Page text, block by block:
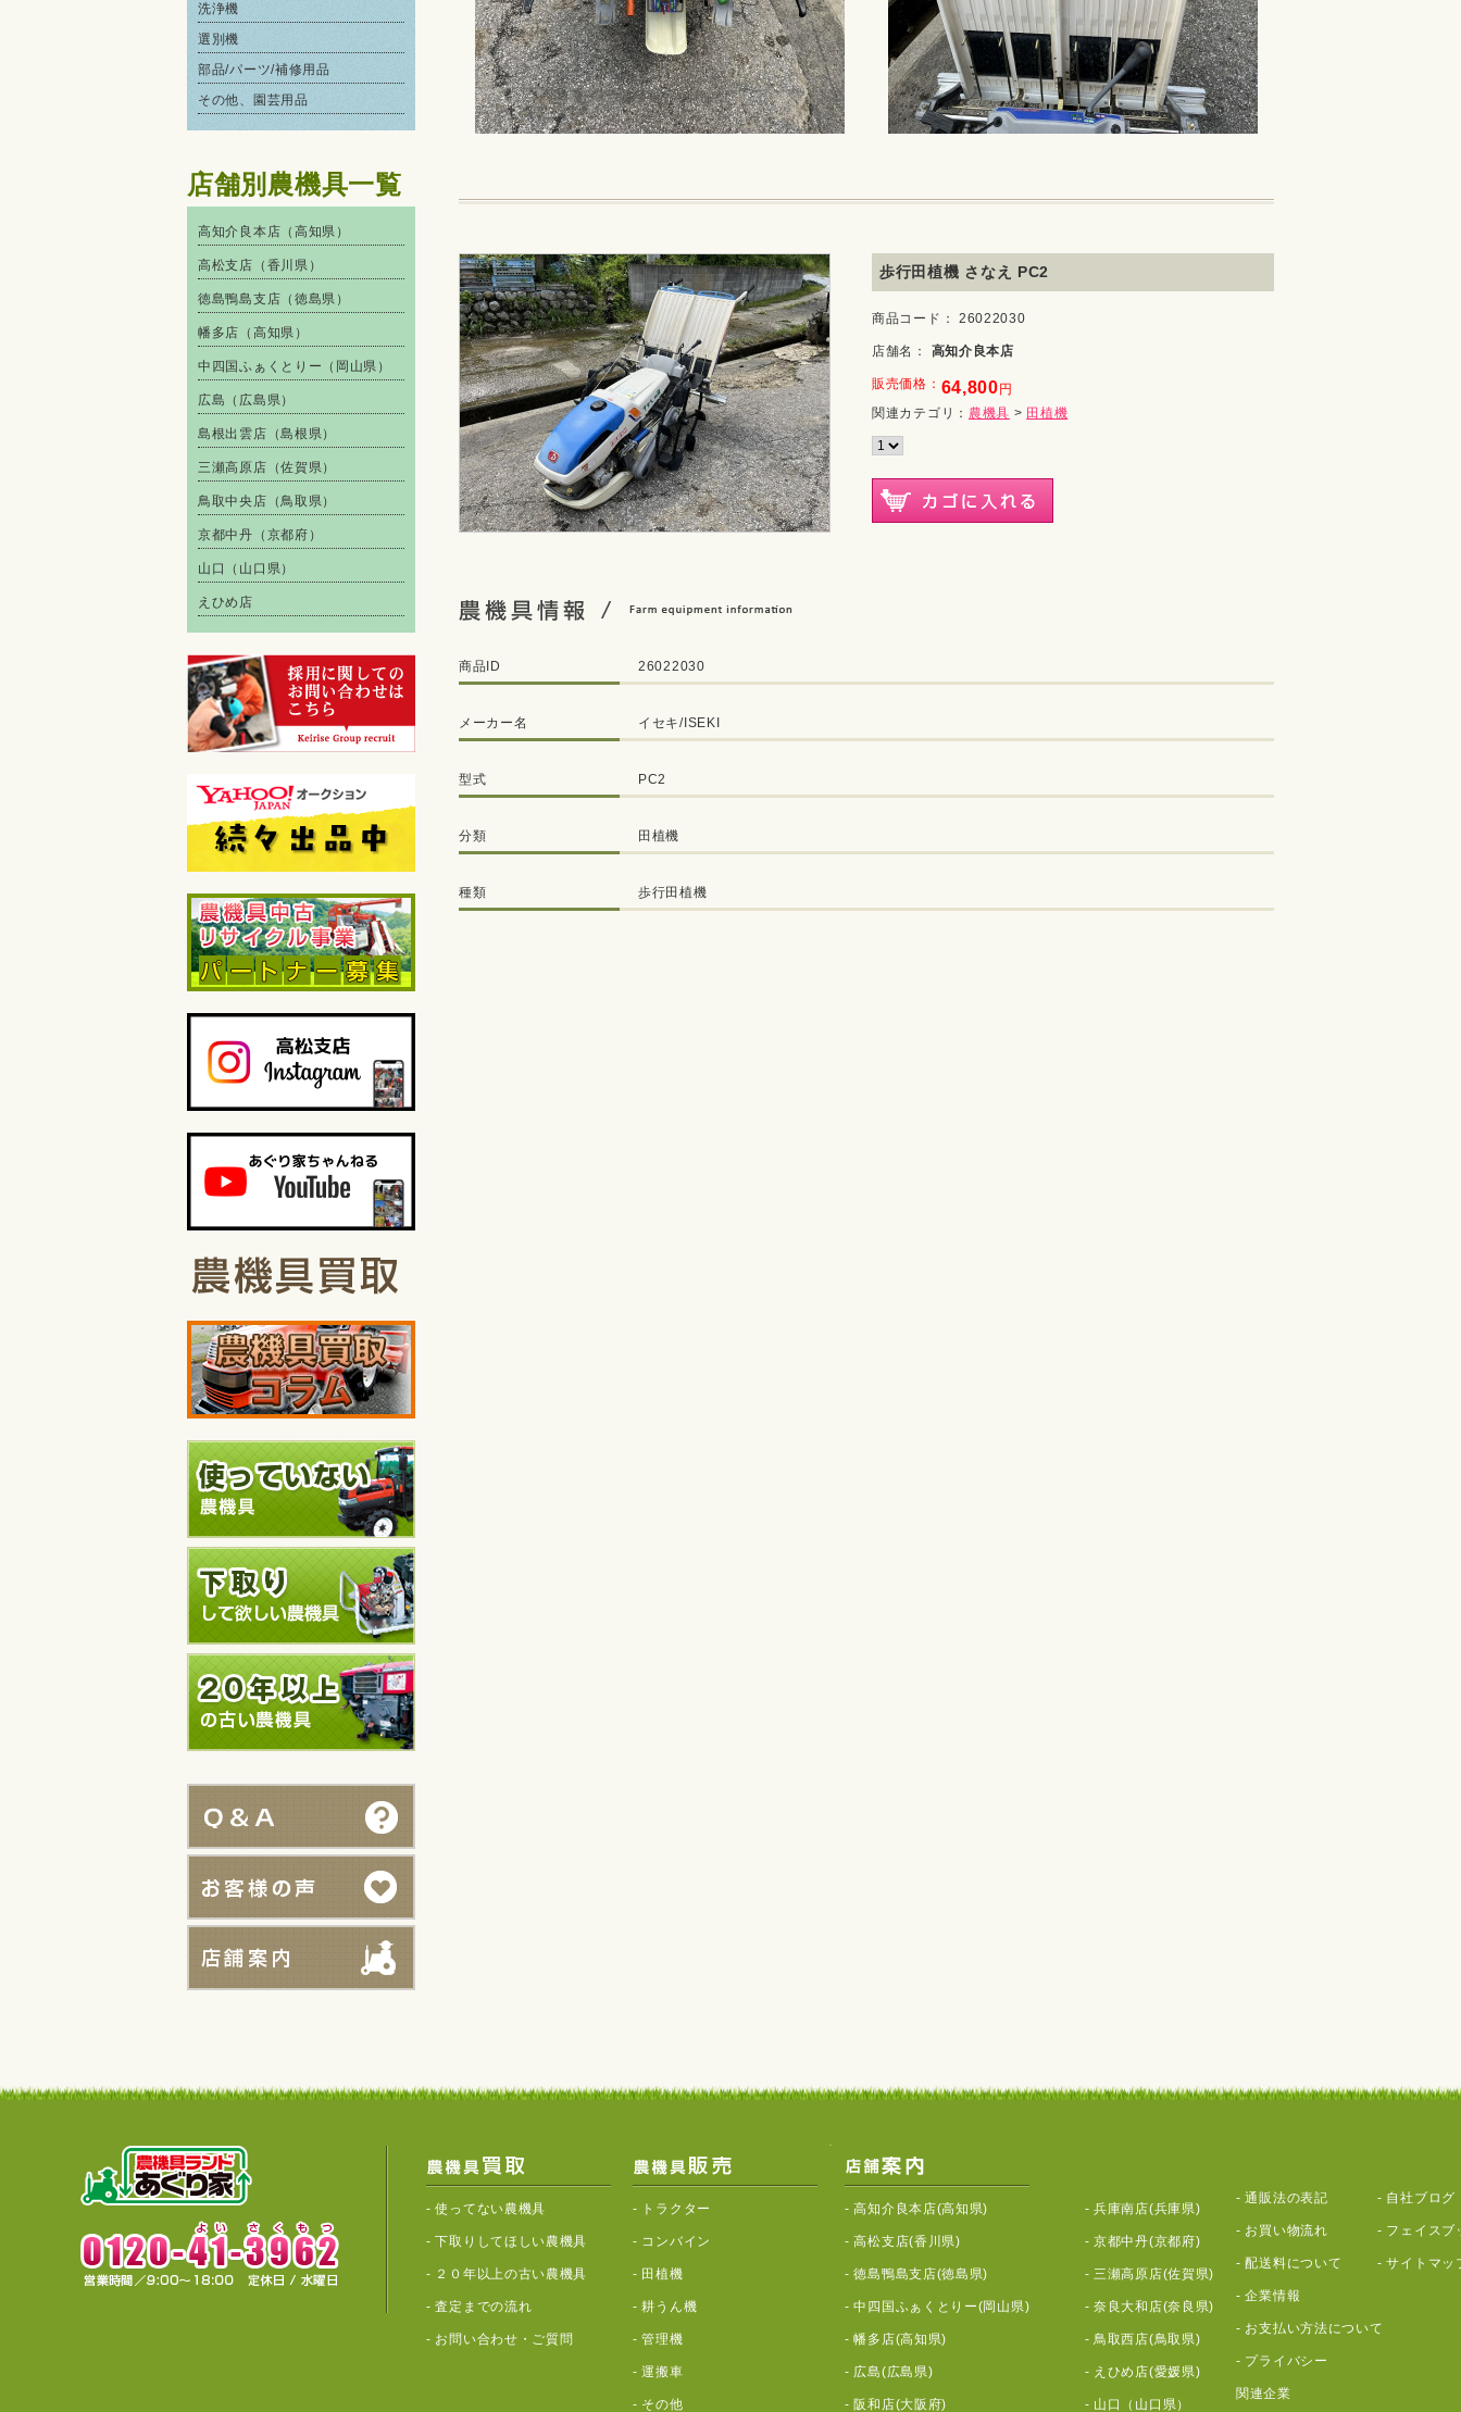
洗浄機
選別機
部品/パーツ/補修用品
その他、園芸用品
店舗別農機具一覧
高知介良本店（高知県）
高松支店（香川県）
徳島鴨島支店（徳島県）
幡多店（高知県）
中四国ふぁくとりー（岡山県）
広島（広島県）
島根出雲店（島根県）
三瀬高原店（佐賀県）
鳥取中央店（鳥取県）
京都中丹（京都府）
山口（山口県）
えひめ店
歩行田植機 さなえ PC2
商品コード： 26022030
店舗名： 高知介良本店
販売価格： 64,800 円
関連カテゴリ： 農機具 > 田植機
商品ID 26022030
メーカー名 イセキ/ISEKI
型式 PC2
分類 田植機
種類 歩行田植機
-使ってない農機具
-下取りしてほしい農機具
- ２０年以上の古い農機具
-査定までの流れ
- お問い合わせ・ご質問
- トラクター
- コンバイン
- 田植機
-耕うん機
-管理機
-運搬車
- その他
-高知介良本店(高知県)
-高松支店(香川県)
-徳島鴨島支店(徳島県)
-中四国ふぁくとりー(岡山県)
-幡多店(高知県)
- 広島(広島県)
- 阪和店(大阪府)
- 兵庫南店(兵庫県)
- 京都中丹(京都府)
- 三瀬高原店(佐賀県)
- 奈良大和店(奈良県)
- 鳥取西店(鳥取県)
- えひめ店(愛媛県)
- 山口（山口県）
-通販法の表記
- お買い物流れ
-配送料について
- 自社ブログ
- フェイスブ
-サイトマッ
-企業情報
- お支払い方法について
- プライバシー
関連企業